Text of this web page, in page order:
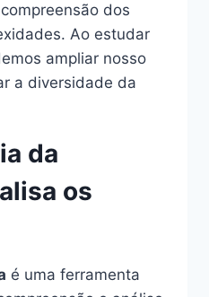
dos
Ao estudar
ampliar nosso
a diversidade da
da
os
é uma ferramenta